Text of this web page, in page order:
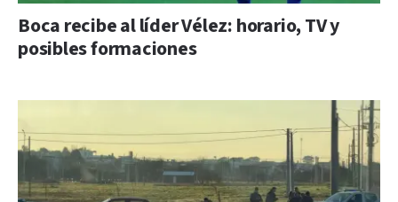
Boca recibe al líder Vélez: horario, TV y
posibles formaciones